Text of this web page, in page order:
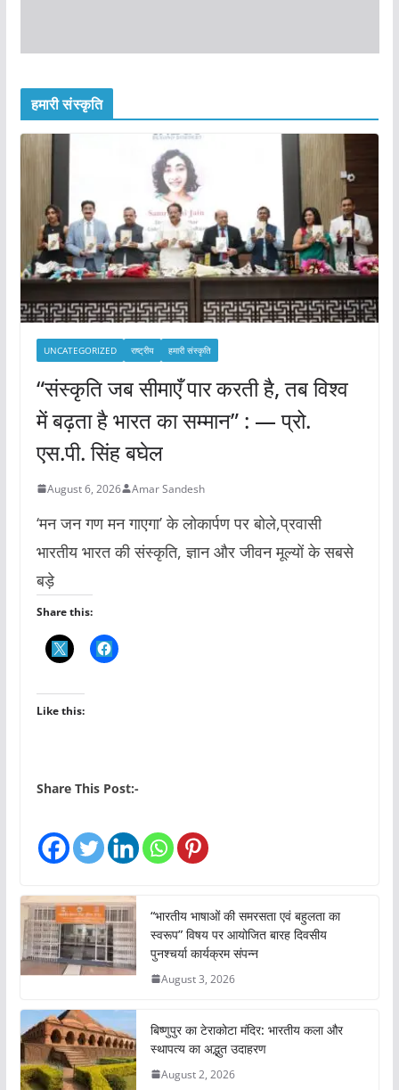
हमारी संस्कृति
UNCATEGORIZED राष्ट्रीय हमारी संस्कृति
“संस्कृति जब सीमाएँ पार करती है, तब विश्व
में बढ़ता है भारत का सम्मान” : — प्रो.
एस.पी. सिंह बघेल
August 6, 2026 Amar Sandesh
‘मन जन गण मन गाएगा’ के लोकार्पण पर बोले,प्रवासी
भारतीय भारत की संस्कृति, ज्ञान और जीवन मूल्यों के सबसे
बड़े
Share this:
Like this:
Share This Post:-
“भारतीय भाषाओं की समरसता एवं बहुलता का
स्वरूप” विषय पर आयोजित बारह दिवसीय
पुनश्चर्या कार्यक्रम संपन्न
August 3, 2026
बिष्णुपुर का टेराकोटा मंदिर: भारतीय कला और
स्थापत्य का अद्भुत उदाहरण
August 2, 2026